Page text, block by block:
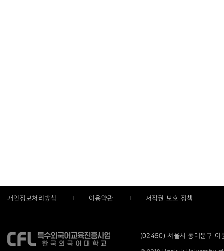
개인정보처리방침 이용약관 저작권 보호 정책
(02450) 서울시 동대문구